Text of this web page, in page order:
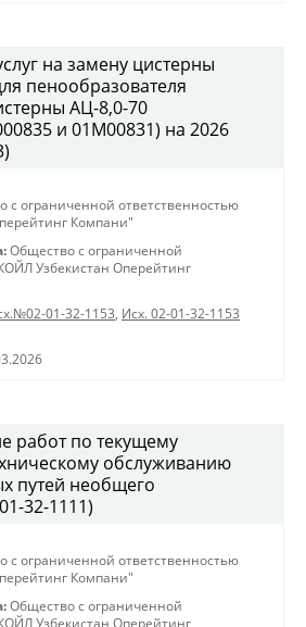
на замену цистерны
пенообразователя
АЦ-8,0-70
и 01М00831) на 2026
с ограниченной ответственностью
Компани"
Общество с ограниченной
Узбекистан Оперейтинг
01-32-1153, Исх. 02-01-32-1153
работ по текущему
обслуживанию
путей необщего
32-1111)
с ограниченной ответственностью
Компани"
Общество с ограниченной
Узбекистан Оперейтинг